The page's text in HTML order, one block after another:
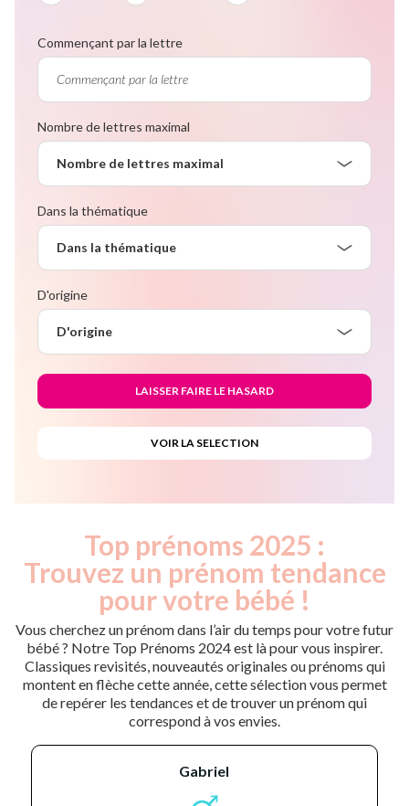
Commençant par la lettre
Nombre de lettres maximal
Nombre de lettres maximal
Dans la thématique
Dans la thématique
D'origine
D'origine
Top prénoms 2025 :
Trouvez un prénom tendance
pour votre bébé !
Vous cherchez un prénom dans l’air du temps pour votre futur
bébé ? Notre Top Prénoms 2024 est là pour vous inspirer.
Classiques revisités, nouveautés originales ou prénoms qui
montent en flèche cette année, cette sélection vous permet
de repérer les tendances et de trouver un prénom qui
correspond à vos envies.
gabriel